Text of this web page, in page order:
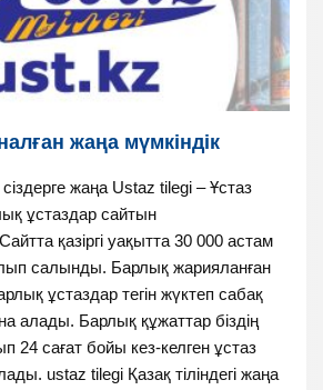
жаңа мүмкіндік
жаңа Ustaz tilegi – Ұстаз
ұстаздар сайтын
қазіргі уақытта 30 000 астам
салынды. Барлық жарияланған
ұстаздар тегін жүктеп сабақ
алады. Барлық құжаттар біздің
24 сағат бойы кез-келген ұстаз
ustaz tilegi Қазақ тіліндегі жаңа